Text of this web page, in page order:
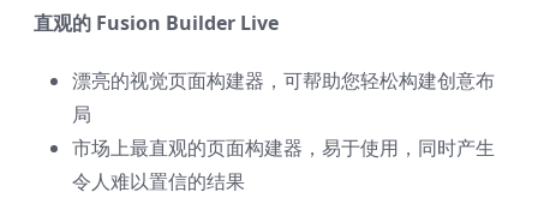
直观的 Fusion Builder Live
漂亮的视觉页面构建器，可帮助您轻松构建创意布
局
市场上最直观的页面构建器，易于使用，同时产生
令人难以置信的结果